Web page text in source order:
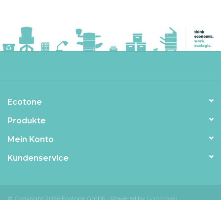
Ecotone
Produkte
Mein Konto
Kundenservice
© Copyright 2026 Ecotone Gmbh - Powered by Lightspeed